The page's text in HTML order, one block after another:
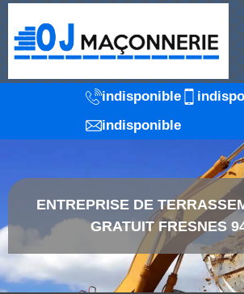
indisponible
indisponible
ENTREPRISE DE
GRATUIT FRESNES